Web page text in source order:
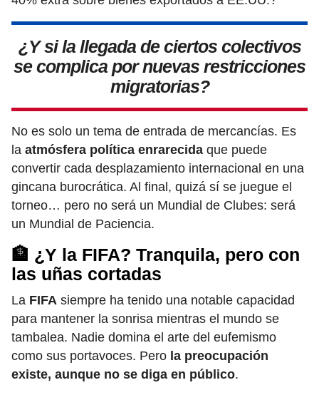
¿Y si la llegada de ciertos colectivos
se complica por nuevas restricciones
migratorias?
No es solo un tema de entrada de mercancías. Es
la atmósfera política enrarecida que puede
convertir cada desplazamiento internacional en una
gincana burocrática. Al final, quizá sí se juegue el
torneo… pero no será un Mundial de Clubes: será
un Mundial de Paciencia.
🏦 ¿Y la FIFA? Tranquila, pero con
las uñas cortadas
La FIFA siempre ha tenido una notable capacidad
para mantener la sonrisa mientras el mundo se
tambalea. Nadie domina el arte del eufemismo
como sus portavoces. Pero la preocupación
existe, aunque no se diga en público.